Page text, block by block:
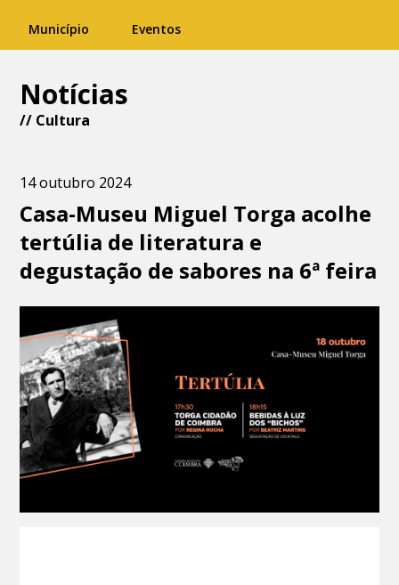
Município Eventos
Notícias
// Cultura
14 outubro 2024
Casa-Museu Miguel Torga acolhe
tertúlia de literatura e
degustação de sabores na 6ª feira